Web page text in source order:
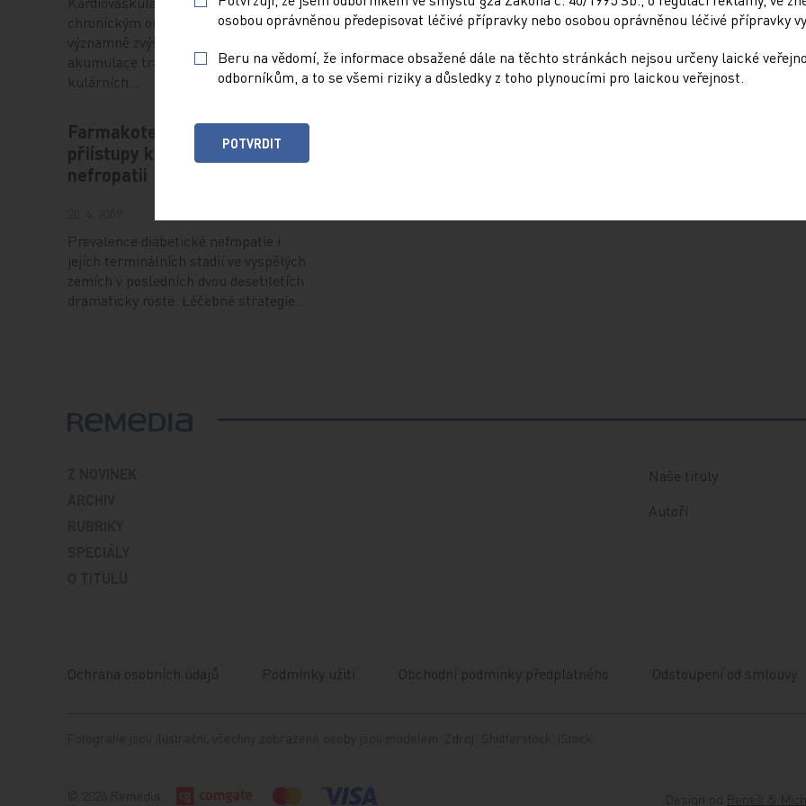
chronickým onemocněním ledvin
významně zvýšené jak v důsledku
akumulace tradičních kardiovas-
kulárních…
inhibují Na, K, Cl-kotransport ve…
V experimentálních studiích
konvertujícího enzymu (ACE)
progresi diabetické nefropatie
Farmakoterapeutické
přiístupy k diabetické
nefropatii
Prevalence diabetické nefropatie i
jejích terminálních stadií ve vyspělých
zemích v posledních dvou desetiletích
dramaticky roste. Léčebné strategie…
Naše tituly
Autoři
Ochrana osobních údajů Podmínky užití Obchodní podmínky předplatného Odstoupení od smlouvy
Fotografie jsou ilustrační, všechny zobrazené osoby jsou modelem. Zdroj: Shutterstock, iStock.
Beneš & Michl
osobou oprávněnou předepisovat léčivé přípravky nebo osobou oprávněnou léčivé přípravky
Beru na vědomí, že informace obsažené dále na těchto stránkách nejsou určeny laické
odborníkům, a to se všemi riziky a důsledky z toho plynoucími pro laickou veřejnost.
POTVRDIT